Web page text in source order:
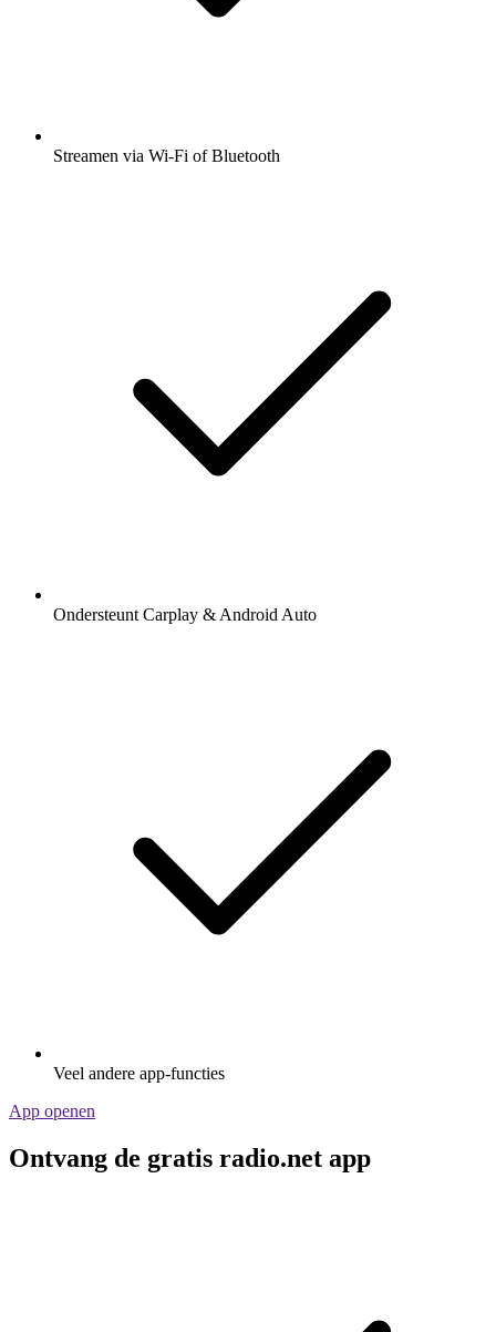
Streamen via Wi-Fi of Bluetooth
Ondersteunt Carplay & Android Auto
Veel andere app-functies
App openen
Ontvang de gratis radio.net app